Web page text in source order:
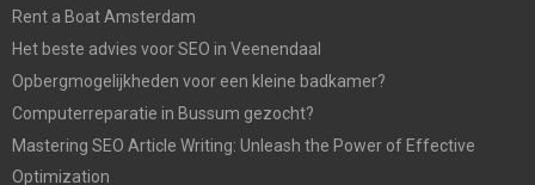
Rent a Boat Amsterdam
Het beste advies voor SEO in Veenendaal
Opbergmogelijkheden voor een kleine badkamer?
Computerreparatie in Bussum gezocht?
Mastering SEO Article Writing: Unleash the Power of Effective
Optimization